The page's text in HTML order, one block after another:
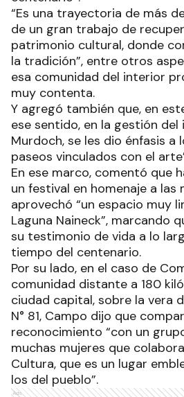
“Es una trayectoria de más
de un gran trabajo de
patrimonio cultural, donde
la tradición”, entre otros
esa comunidad del interior
muy contenta.
Y agregó también que, en
ese sentido, en la gestión
Murdoch, se les dio énfasis a
paseos vinculados con el
En ese marco, comentó que
un festival en homenaje a las
aprovechó “un espacio muy
Laguna Naineck”, marcando
su testimonio de vida a lo
tiempo del centenario.
Por su lado, en el caso de
comunidad distante a 180
ciudad capital, sobre la vera
N° 81, Campo dijo que
reconocimiento “con un
muchas mujeres que
Cultura, que es un lugar
los del pueblo”.
Ads